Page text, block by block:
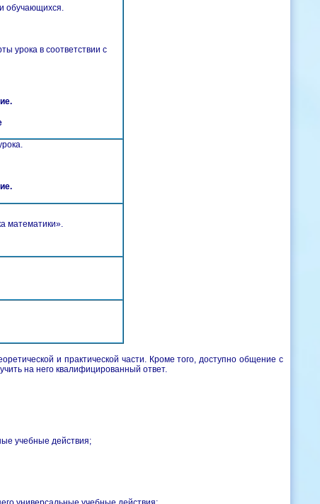
обучающихся.
урока в соответствии с
математики».
и практической части. Кроме того, доступно общение с
на него квалифицированный ответ.
учебные действия;